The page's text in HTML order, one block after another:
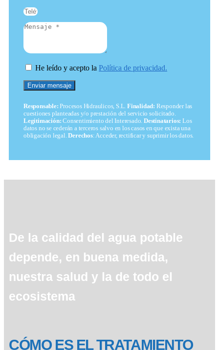
He leído y acepto la Política de privacidad.
Enviar mensaje
Responsable:Procesos Hidraulicos, S.L.Finalidad: Responder las
cuestiones planteadas y/o prestación del servicio solicitado.
Legitimación:Consentimiento del Interesado.Destinatarios: Los
datos no se cederán a terceros salvo en los casos en que exista una
obligación legal.Derechos: Acceder, rectificar y suprimir los datos.
De la calidad del agua potable
depende, en buena medida,
nuestra salud y la de todo el
ecosistema
CÓMO ES EL TRATAMIENTO